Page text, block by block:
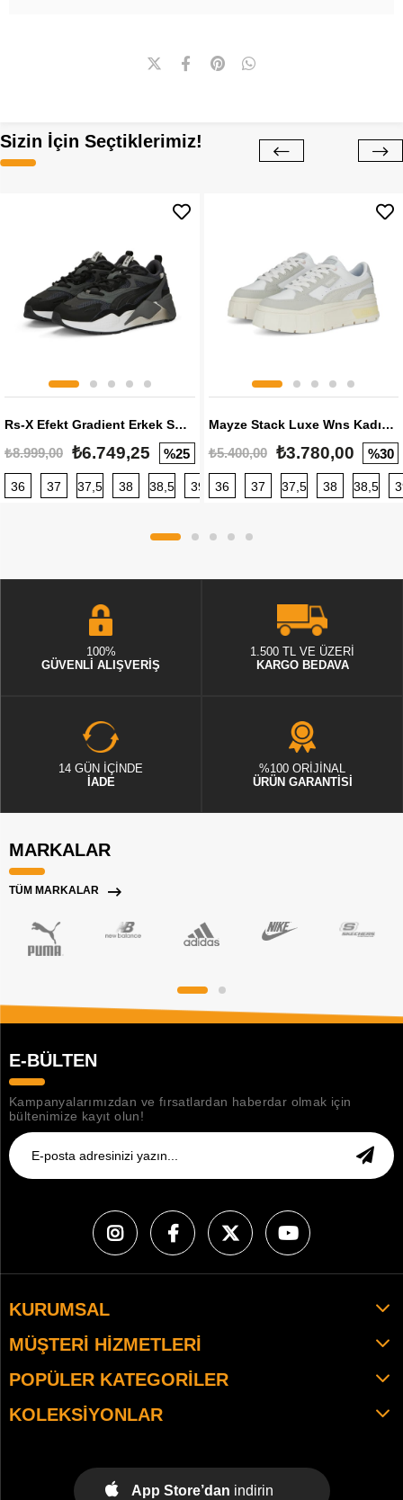
Sizin İçin Seçtiklerimiz!
Rs-X Efekt Gradient Erkek Sneaker
₺8.999,00 ₺6.749,25 %25
36 37 37,5 38 38,5 39 40 40,5 41 42 42,5
Mayze Stack Luxe Wns Kadın Sneaker
₺5.400,00 ₺3.780,00 %30
36 37 37,5 38 38,5
100%
GÜVENLİ ALIŞVERİŞ
1.500 TL VE ÜZERİ
KARGO BEDAVA
14 GÜN İÇİNDE
İADE
%100 ORİJİNAL
ÜRÜN GARANTİSİ
MARKALAR
TÜM MARKALAR
E-BÜLTEN
Kampanyalarımızdan ve fırsatlardan haberdar olmak için
bültenimize kayıt olun!
KURUMSAL
MÜŞTERI HIZMETLERI
POPÜLER KATEGORILER
KOLEKSIYONLAR
App Store’dan indirin